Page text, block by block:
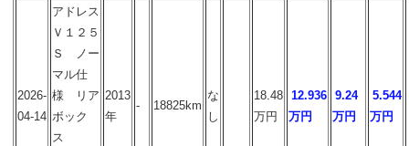
2026-
04-14
アドレス
Ｖ１２５
Ｓ ノー
マル仕
様 リア
ボック
ス
2013
年
- 18825km
な
し
18.48
万円
12.936
万円
9.24
万円
5.544
万円